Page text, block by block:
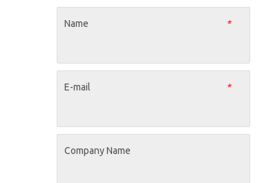
*
Name
*
E-mail
Company Name